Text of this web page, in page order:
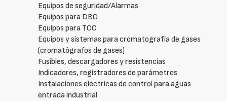
Equipos de seguridad/Alarmas
Equipos para DBO
Equipos para TOC
Equipos y sistemas para cromatografía de gases
(cromatógrafos de gases)
Fusibles, descargadores y resistencias
Indicadores, registradores de parámetros
Instalaciones eléctricas de control para aguas
entrada industrial